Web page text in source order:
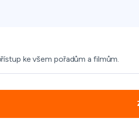
ke všem pořadům a filmům.